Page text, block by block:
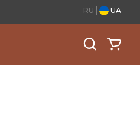
RU UA